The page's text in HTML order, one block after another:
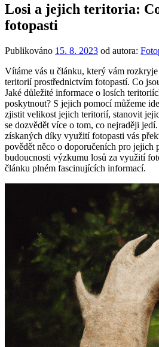
Losi a jejich teritoria:
fotopasti
Publikováno 15. 8. 2023 od autora:
Vítáme vás u článku, který vám
teritorií prostřednictvím fotopastí. Co
Jaké důležité informace o losích
poskytnout? S jejich pomocí můžeme
zjistit velikost jejich teritorií, stanovit
se dozvědět více o tom, co nejraději
získaných díky využití fotopasti vás
povědět něco o doporučeních pro jejich
budoucnosti výzkumu losů za využití
článku plném fascinujících informací.